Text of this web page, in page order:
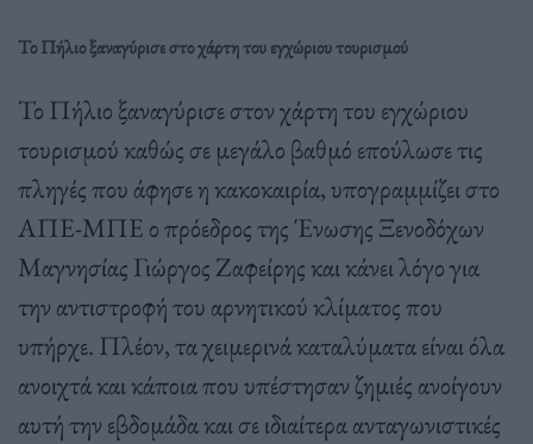
Το Πήλιο ξαναγύρισε στο χάρτη του εγχώριου τουρισμού
Το Πήλιο ξαναγύρισε στον χάρτη του εγχώριου
τουρισμού καθώς σε μεγάλο βαθμό επούλωσε τις
πληγές που άφησε η κακοκαιρία, υπογραμμίζει στο
ΑΠΕ-ΜΠΕ ο πρόεδρος της Ένωσης Ξενοδόχων
Μαγνησίας Γιώργος Ζαφείρης και κάνει λόγο για
την αντιστροφή του αρνητικού κλίματος που
υπήρχε. Πλέον, τα χειμερινά καταλύματα είναι όλα
ανοιχτά και κάποια που υπέστησαν ζημιές ανοίγουν
αυτή την εβδομάδα και σε ιδιαίτερα ανταγωνιστικές